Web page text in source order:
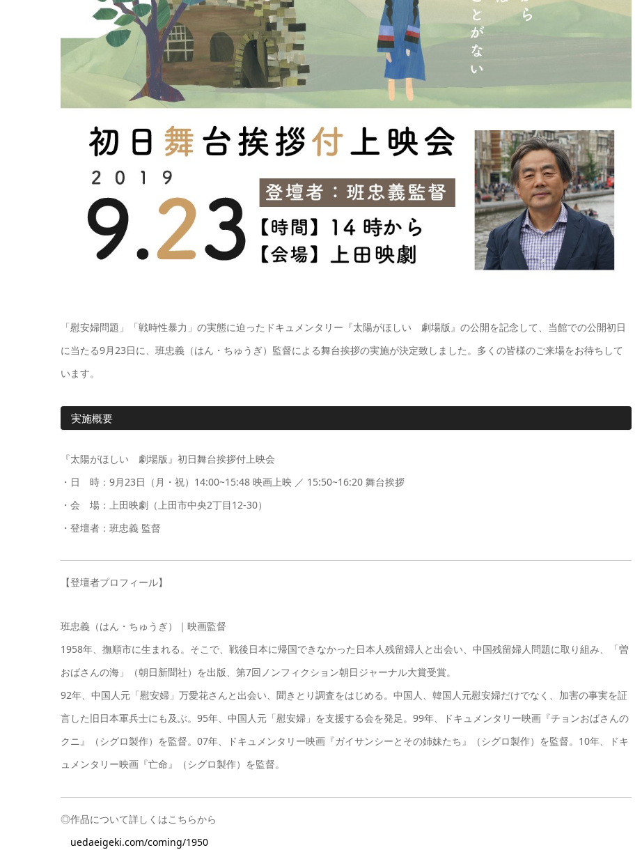
「慰安婦問題」「戦時性暴力」の実態に迫ったドキュメンタリー『太陽がほしい 劇場版』の公開を記念して、当館での公開初日
に当たる9月23日に、班忠義（はん・ちゅうぎ）監督による舞台挨拶の実施が決定致しました。多くの皆様のご来場をお待ちして
います。
実施概要
『太陽がほしい 劇場版』初日舞台挨拶付上映会
・日 時：9月23日（月・祝）14:00~15:48 映画上映 ／ 15:50~16:20 舞台挨拶
・会 場：上田映劇（上田市中央2丁目12-30）
・登壇者：班忠義 監督
【登壇者プロフィール】
班忠義（はん・ちゅうぎ）｜映画監督
1958年、撫順市に生まれる。そこで、戦後日本に帰国できなかった日本人残留婦人と出会い、中国残留婦人問題に取り組み、「曽
おばさんの海」（朝日新聞社）を出版、第7回ノンフィクション朝日ジャーナル大賞受賞。
92年、中国人元「慰安婦」万愛花さんと出会い、聞きとり調査をはじめる。中国人、韓国人元慰安婦だけでなく、加害の事実を証
言した旧日本軍兵士にも及ぶ。95年、中国人元「慰安婦」を支援する会を発足。99年、ドキュメンタリー映画『チョンおばさんの
クニ』（シグロ製作）を監督。07年、ドキュメンタリー映画『ガイサンシーとその姉妹たち』（シグロ製作）を監督。10年、ドキ
ュメンタリー映画『亡命』（シグロ製作）を監督。
◎作品について詳しくはこちらから
uedaeigeki.com/coming/1950